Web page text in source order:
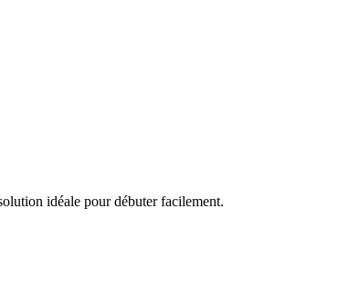
idéale pour débuter facilement.